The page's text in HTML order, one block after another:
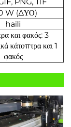
W (ΔΥΟ)
haili
και φακός: 3
κάτοπτρα και 1
φακός